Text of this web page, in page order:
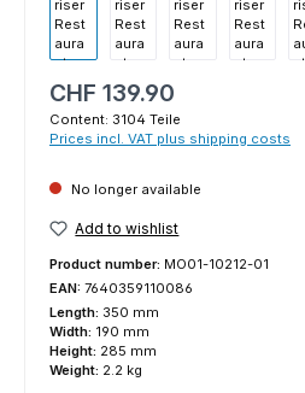
Regular price:
CHF 139.90
Content: 3104 Teile
Prices incl. VAT plus shipping costs
No longer available
Add to wishlist
Product number: MO01-10212-01
EAN: 7640359110086
Length: 350 mm
Width: 190 mm
Height: 285 mm
Weight: 2.2 kg